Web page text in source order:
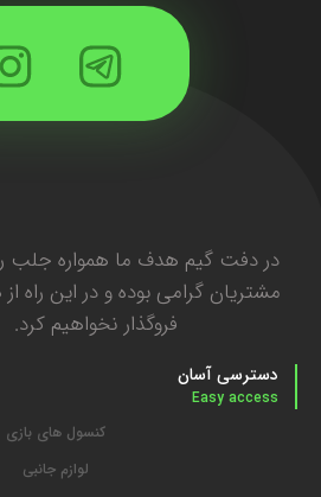
در دفت گیم هدف ما همواره جلب
مشتریان گرامی بوده و در این راه
فروگذار نخواهیم کرد.
دسترسی آسان
Easy access
کنسول های بازی
لوازم جانبی